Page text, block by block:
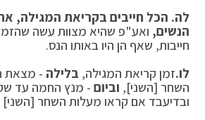
לה. הכל חייבים בקריאת המגילה,
הנשים, ואע"פ שהיא מצוות עשה
חייבות, שאף הן היו באותו הנס.
לו.זמן קריאת המגילה, בלילה - מצאת
השחר [השני], וביום - מנץ החמה עד
ובדיעבד אם קראו מעלות השחר [השני]